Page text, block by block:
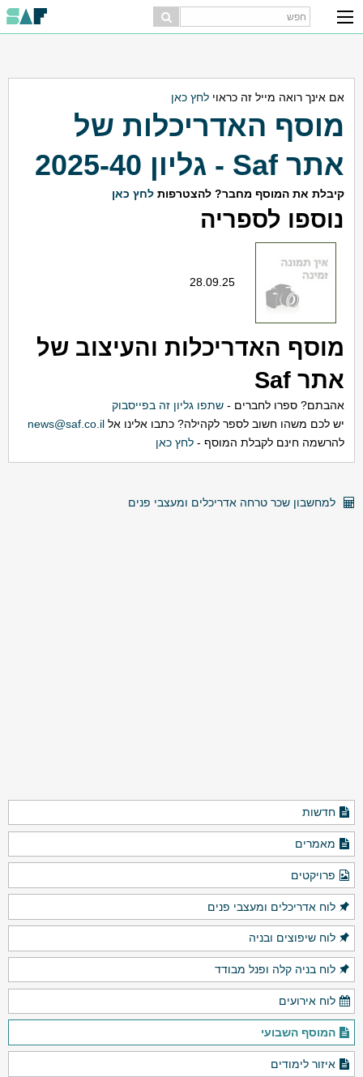
אם אינך רואה מייל זה כראוי לחץ כאן
מוסף האדריכלות של
אתר Saf - גליון 2025-40
קיבלת את המוסף מחבר? להצטרפות לחץ כאן
נוספו לספריה
28.09.25
מוסף האדריכלות והעיצוב של
אתר Saf
אהבתם? ספרו לחברים - שתפו גליון זה בפייסבוק
יש לכם משהו חשוב לספר לקהילה? כתבו אלינו אל news@saf.co.il
להרשמה חינם לקבלת המוסף - לחץ כאן
למחשבון שכר טרחה אדריכלים ומעצבי פנים
חדשות
מאמרים
פרויקטים
לוח אדריכלים ומעצבי פנים
לוח שיפוצים ובניה
לוח בניה קלה ופנל מבודד
לוח אירועים
המוסף השבועי
איזור לימודים